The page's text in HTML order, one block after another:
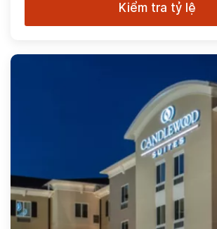
Kiểm tra tỷ lệ